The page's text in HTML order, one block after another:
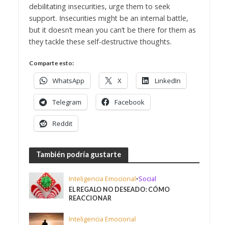
debilitating insecurities, urge them to seek
support. Insecurities might be an internal battle,
but it doesn’t mean you can’t be there for them as
they tackle these self-destructive thoughts.
Comparte esto:
WhatsApp X LinkedIn
Telegram Facebook
Reddit
También podría gustarte
Inteligencia Emocional•Social
EL REGALO NO DESEADO: CÓMO
REACCIONAR
Inteligencia Emocional